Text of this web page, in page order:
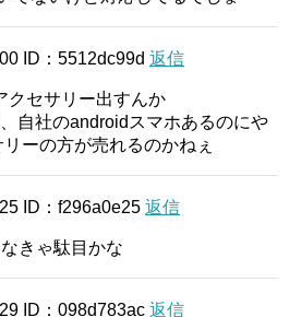
ID：5512dc99d 返信
クセサリー出すんか
自社のandroidスマホあるのにや
ーの方が売れるのかねぇ
ID：f296a0e25 返信
きゃ駄目かな
ID：098d783ac 返信